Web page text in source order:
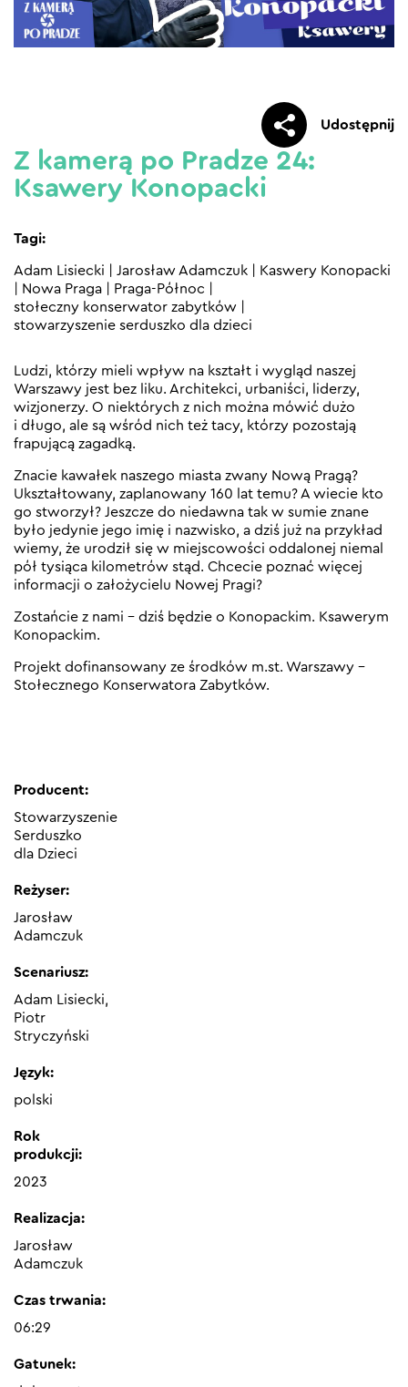
Udostępnij
Z kamerą po Pradze 24:
Ksawery Konopacki
Tagi:
Adam Lisiecki Jarosław Adamczuk
Kaswery Konopacki
Nowa Praga Praga-Północ
stołeczny konserwator zabytków
stowarzyszenie serduszko dla dzieci
Ludzi, którzy mieli wpływ na kształt i wygląd naszej
Warszawy jest bez liku. Architekci, urbaniści, liderzy,
wizjonerzy. O niektórych z nich można mówić dużo
i długo, ale są wśród nich też tacy, którzy pozostają
frapującą zagadką.
Znacie kawałek naszego miasta zwany Nową Pragą?
Ukształtowany, zaplanowany 160 lat temu? A wiecie kto
go stworzył? Jeszcze do niedawna tak w sumie znane
było jedynie jego imię i nazwisko, a dziś już na przykład
wiemy, że urodził się w miejscowości oddalonej niemal
pół tysiąca kilometrów stąd. Chcecie poznać więcej
informacji o założycielu Nowej Pragi?
Zostańcie z nami – dziś będzie o Konopackim. Ksawerym
Konopackim.
Projekt dofinansowany ze środków m.st. Warszawy –
Stołecznego Konserwatora Zabytków.
Producent:
Stowarzyszenie
Serduszko
dla Dzieci
Reżyser:
Jarosław
Adamczuk
Scenariusz:
Adam Lisiecki,
Piotr
Stryczyński
Język:
polski
Rok
produkcji:
2023
Realizacja:
Jarosław
Adamczuk
Czas trwania:
06:29
Gatunek: